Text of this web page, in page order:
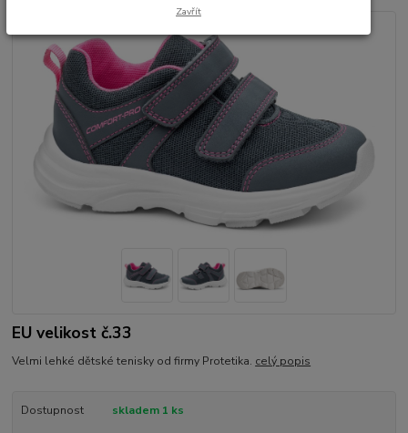
EU velikost č.33
Velmi lehké dětské tenisky od firmy Protetika. celý popis
Dostupnost skladem 1 ks
Zavřít